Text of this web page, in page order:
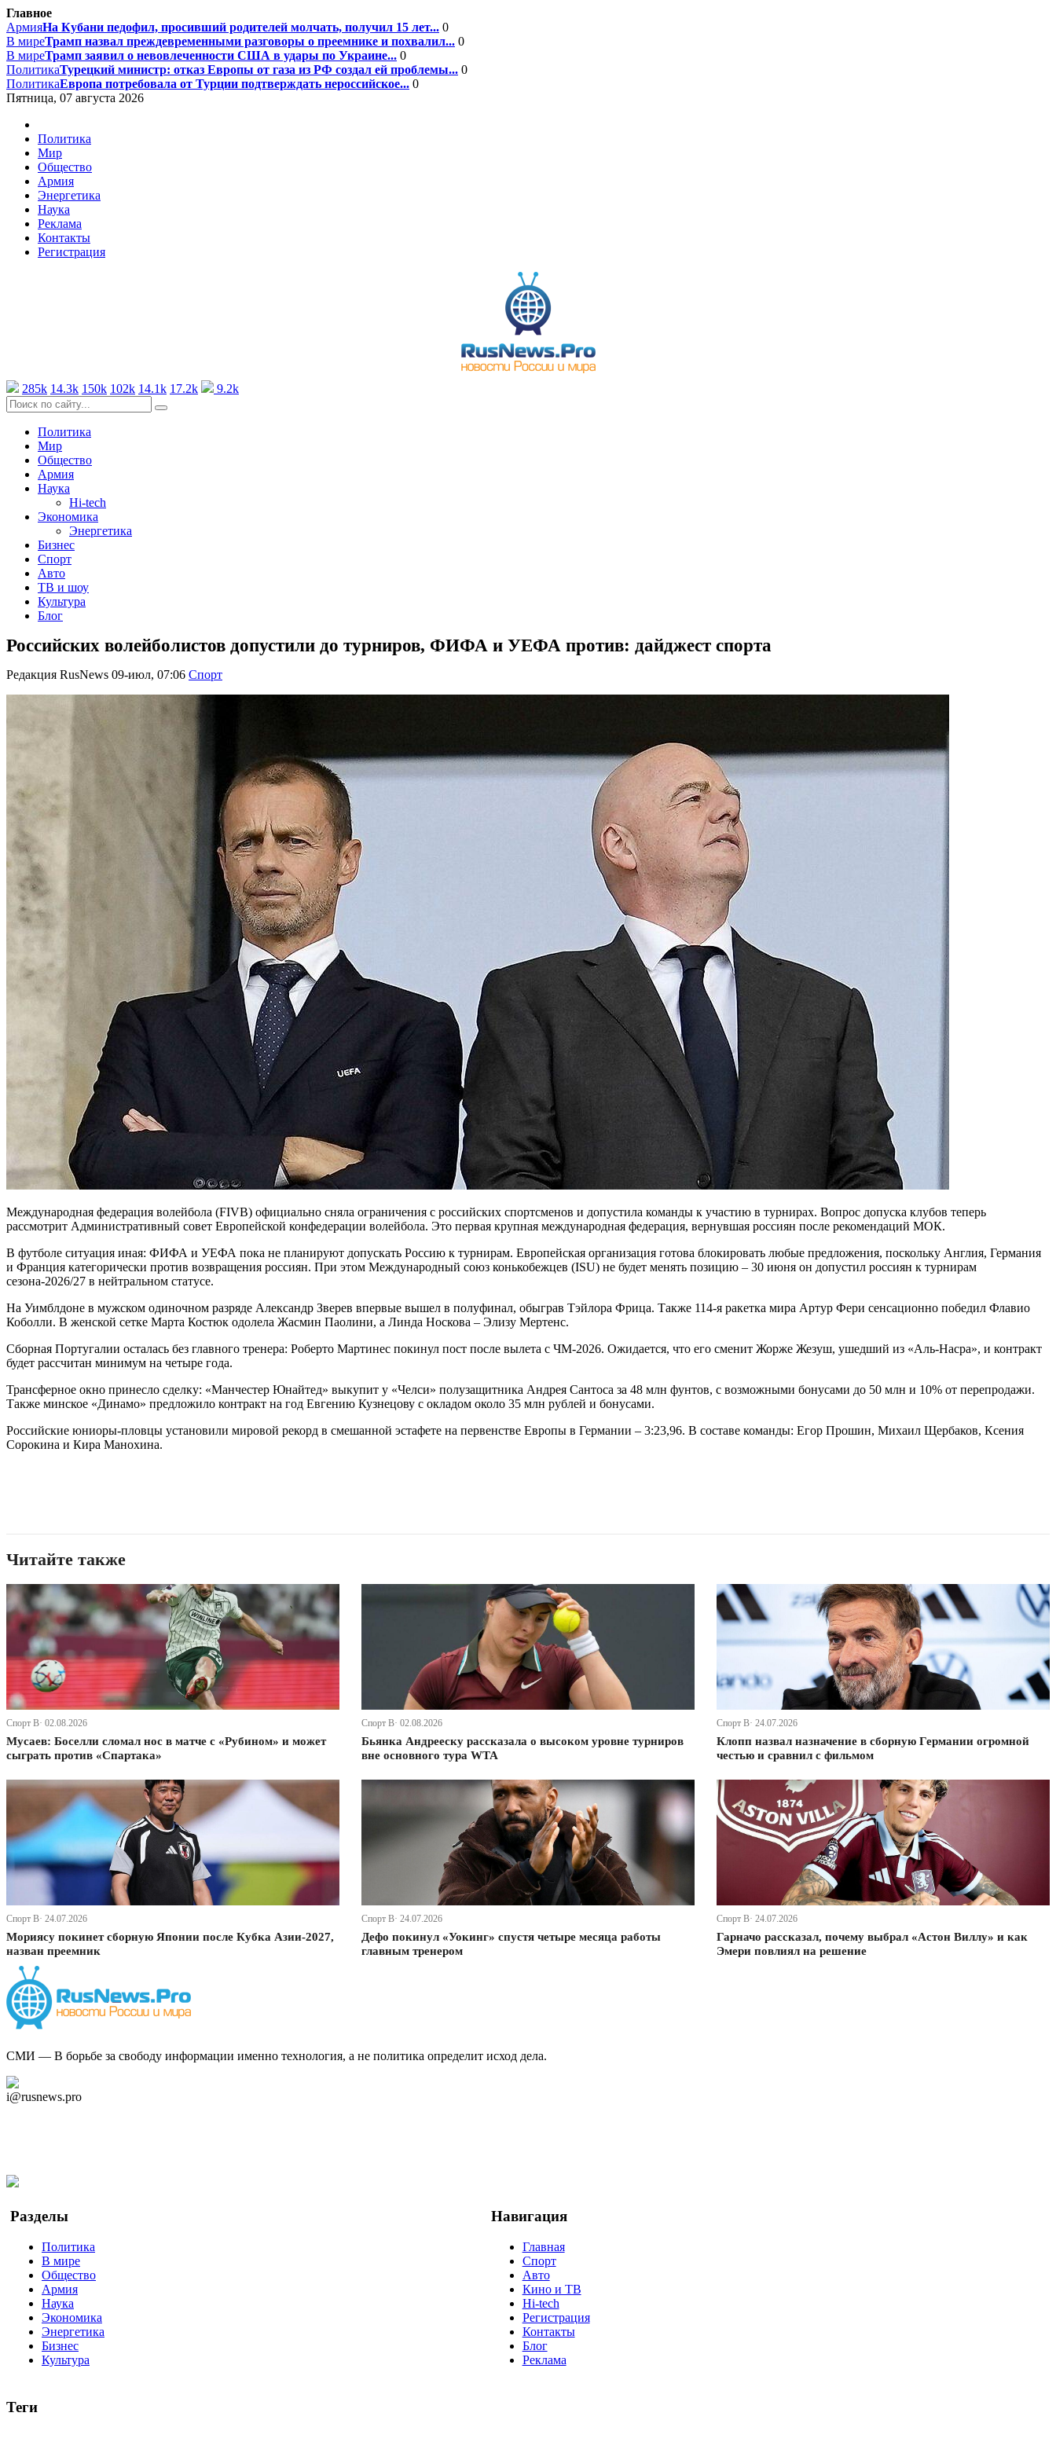
Главное
АрмияНа Кубани педофил, просивший родителей молчать, получил 15 лет... 0
В миреТрамп назвал преждевременными разговоры о преемнике и похвалил... 0
В миреТрамп заявил о невовлеченности США в удары по Украине... 0
ПолитикаТурецкий министр: отказ Европы от газа из РФ создал ей проблемы... 0
ПолитикаЕвропа потребовала от Турции подтверждать нероссийское... 0
Пятница, 07 августа 2026
Политика
Мир
Общество
Армия
Энергетика
Наука
Реклама
Контакты
Регистрация
285k 14.3k 150k 102k 14.1k 17.2k 9.2k
Политика
Мир
Общество
Армия
Наука
Hi-tech
Экономика
Энергетика
Бизнес
Спорт
Авто
ТВ и шоу
Культура
Блог
Российских волейболистов допустили до турниров, ФИФА и УЕФА против: дайджест спорта
Редакция RusNews 09-июл, 07:06 Спорт
Международная федерация волейбола (FIVB) официально сняла ограничения с российских спортсменов и допустила команды к участию в турнирах. Вопрос допуска клубов теперь
рассмотрит Административный совет Европейской конфедерации волейбола. Это первая крупная международная федерация, вернувшая россиян после рекомендаций МОК.
В футболе ситуация иная: ФИФА и УЕФА пока не планируют допускать Россию к турнирам. Европейская организация готова блокировать любые предложения, поскольку Англия, Германия
и Франция категорически против возвращения россиян. При этом Международный союз конькобежцев (ISU) не будет менять позицию – 30 июня он допустил россиян к турнирам
сезона-2026/27 в нейтральном статусе.
На Уимблдоне в мужском одиночном разряде Александр Зверев впервые вышел в полуфинал, обыграв Тэйлора Фрица. Также 114-я ракетка мира Артур Фери сенсационно победил Флавио
Коболли. В женской сетке Марта Костюк одолела Жасмин Паолини, а Линда Носкова – Элизу Мертенс.
Сборная Португалии осталась без главного тренера: Роберто Мартинес покинул пост после вылета с ЧМ-2026. Ожидается, что его сменит Жорже Жезуш, ушедший из «Аль-Насра», и контракт
будет рассчитан минимум на четыре года.
Трансферное окно принесло сделку: «Манчестер Юнайтед» выкупит у «Челси» полузащитника Андрея Сантоса за 48 млн фунтов, с возможными бонусами до 50 млн и 10% от перепродажи.
Также минское «Динамо» предложило контракт на год Евгению Кузнецову с окладом около 35 млн рублей и бонусами.
Российские юниоры-пловцы установили мировой рекорд в смешанной эстафете на первенстве Европы в Германии – 3:23,96. В составе команды: Егор Прошин, Михаил Щербаков, Ксения
Сорокина и Кира Манохина.
Читайте также
Спорт В· 02.08.2026
Мусаев: Боселли сломал нос в матче с «Рубином» и может
сыграть против «Спартака»
Спорт В· 02.08.2026
Бьянка Андрееску рассказала о высоком уровне турниров
вне основного тура WTA
Спорт В· 24.07.2026
Клопп назвал назначение в сборную Германии огромной
честью и сравнил с фильмом
Спорт В· 24.07.2026
Мориясу покинет сборную Японии после Кубка Азии-2027,
назван преемник
Спорт В· 24.07.2026
Дефо покинул «Уокинг» спустя четыре месяца работы
главным тренером
Спорт В· 24.07.2026
Гарначо рассказал, почему выбрал «Астон Виллу» и как
Эмери повлиял на решение
СМИ — В борьбе за свободу информации именно технология, а не политика определит исход дела.
i@rusnews.pro
Разделы
Политика
В мире
Общество
Армия
Наука
Экономика
Энергетика
Бизнес
Культура
Навигация
Главная
Спорт
Авто
Кино и ТВ
Hi-tech
Регистрация
Контакты
Блог
Реклама
Теги